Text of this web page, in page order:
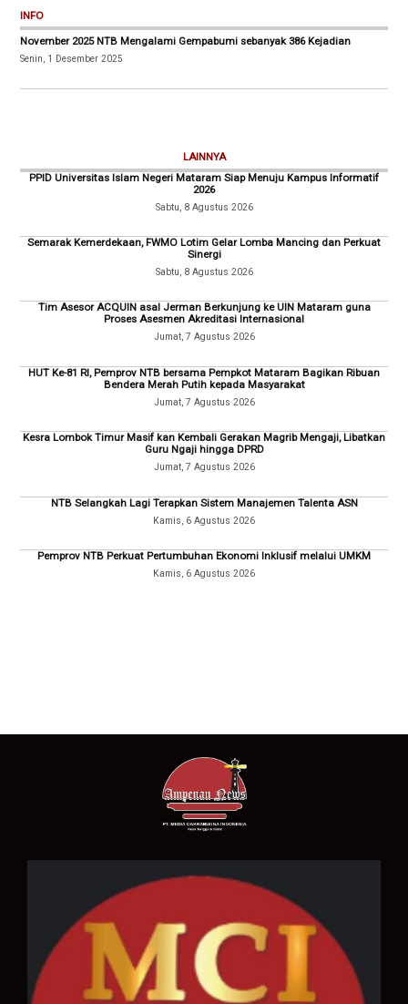
INFO
November 2025 NTB Mengalami Gempabumi sebanyak 386 Kejadian
Senin, 1 Desember 2025
LAINNYA
PPID Universitas Islam Negeri Mataram Siap Menuju Kampus Informatif
2026
Sabtu, 8 Agustus 2026
Semarak Kemerdekaan, FWMO Lotim Gelar Lomba Mancing dan Perkuat
Sinergi
Sabtu, 8 Agustus 2026
Tim Asesor ACQUIN asal Jerman Berkunjung ke UIN Mataram guna
Proses Asesmen Akreditasi Internasional
Jumat, 7 Agustus 2026
HUT Ke-81 RI, Pemprov NTB bersama Pempkot Mataram Bagikan Ribuan
Bendera Merah Putih kepada Masyarakat
Jumat, 7 Agustus 2026
Kesra Lombok Timur Masif kan Kembali Gerakan Magrib Mengaji, Libatkan
Guru Ngaji hingga DPRD
Jumat, 7 Agustus 2026
NTB Selangkah Lagi Terapkan Sistem Manajemen Talenta ASN
Kamis, 6 Agustus 2026
Pemprov NTB Perkuat Pertumbuhan Ekonomi Inklusif melalui UMKM
Kamis, 6 Agustus 2026